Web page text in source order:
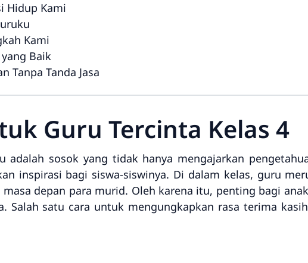
Hidup Kami
Kami
Baik
Tanpa Tanda Jasa
Guru Tercinta Kelas 4
adalah sosok yang tidak hanya mengajarkan
inspirasi bagi siswa-siswinya. Di dalam kelas, guru
masa depan para murid. Oleh karena itu, penting bagi
Salah satu cara untuk mengungkapkan rasa terima